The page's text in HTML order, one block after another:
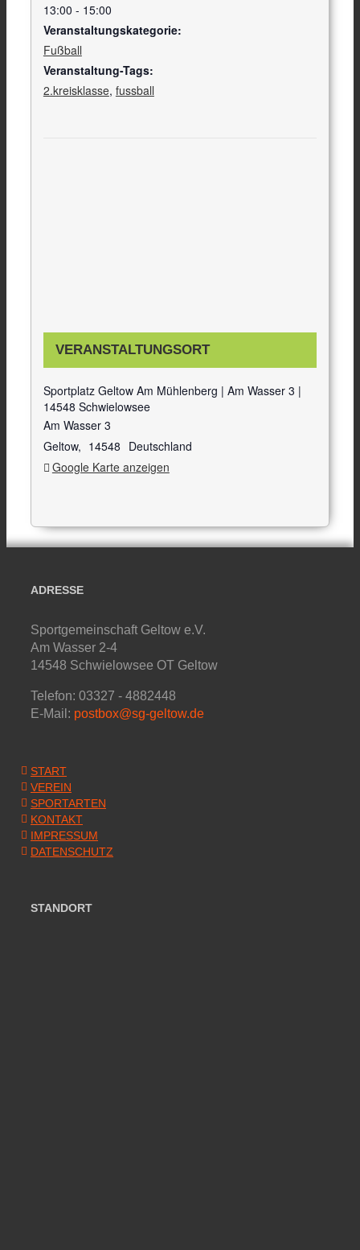
13:00 - 15:00
Veranstaltungskategorie:
Fußball
Veranstaltung-Tags:
2.kreisklasse, fussball
VERANSTALTUNGSORT
Sportplatz Geltow Am Mühlenberg | Am Wasser 3 |
14548 Schwielowsee
Am Wasser 3
Geltow, 14548 Deutschland
Google Karte anzeigen
ADRESSE
Sportgemeinschaft Geltow e.V.
Am Wasser 2-4
14548 Schwielowsee OT Geltow
Telefon: 03327 - 4882448
E-Mail: postbox@sg-geltow.de
START
VEREIN
SPORTARTEN
KONTAKT
IMPRESSUM
DATENSCHUTZ
STANDORT